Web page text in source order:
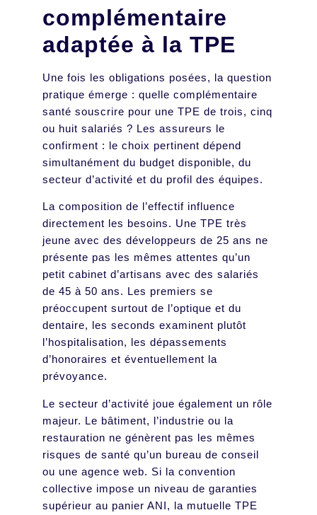
complémentaire
adaptée à la TPE
Une fois les obligations posées, la question
pratique émerge : quelle complémentaire
santé souscrire pour une TPE de trois, cinq
ou huit salariés ? Les assureurs le
confirment : le choix pertinent dépend
simultanément du budget disponible, du
secteur d’activité et du profil des équipes.
La composition de l’effectif influence
directement les besoins. Une TPE très
jeune avec des développeurs de 25 ans ne
présente pas les mêmes attentes qu’un
petit cabinet d’artisans avec des salariés
de 45 à 50 ans. Les premiers se
préoccupent surtout de l’optique et du
dentaire, les seconds examinent plutôt
l’hospitalisation, les dépassements
d’honoraires et éventuellement la
prévoyance.
Le secteur d’activité joue également un rôle
majeur. Le bâtiment, l’industrie ou la
restauration ne génèrent pas les mêmes
risques de santé qu’un bureau de conseil
ou une agence web. Si la convention
collective impose un niveau de garanties
supérieur au panier ANI, la mutuelle TPE